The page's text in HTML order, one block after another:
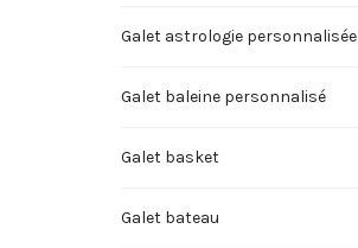
Galet astrologie personnalisée
Galet baleine personnalisé
Galet basket
Galet bateau